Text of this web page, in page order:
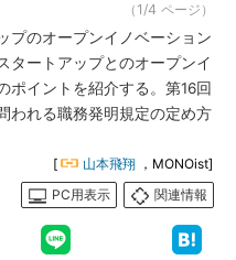
（1/4 ページ）
プのオープンイノベーション
タートアップとのオープンイ
ポイントを紹介する。第16回
われる職務発明規定の定め方
[ 山本飛翔 ，MONOist]
PC用表示
関連情報